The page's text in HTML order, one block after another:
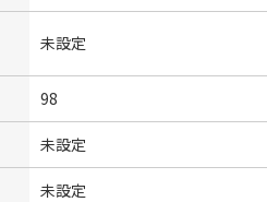
未設定
98
未設定
未設定